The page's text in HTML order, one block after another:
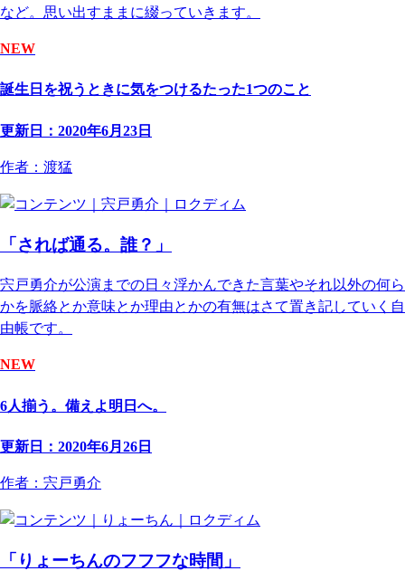
など。思い出すままに綴っていきます。
NEW
誕生日を祝うときに気をつけるたった1つのこと
更新日：2020年6月23日
作者：渡猛
「されば通る。誰？」
宍戸勇介が公演までの日々浮かんできた言葉やそれ以外の何ら
かを脈絡とか意味とか理由とかの有無はさて置き記していく自
由帳です。
NEW
6人揃う。備えよ明日へ。
更新日：2020年6月26日
作者：宍戸勇介
「りょーちんのフフフな時間」